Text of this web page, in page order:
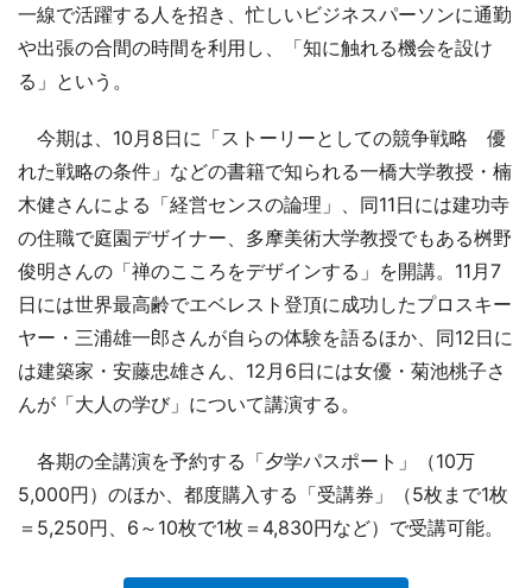
一線で活躍する人を招き、忙しいビジネスパーソンに通勤
や出張の合間の時間を利用し、「知に触れる機会を設け
る」という。
今期は、10月8日に「ストーリーとしての競争戦略 優
れた戦略の条件」などの書籍で知られる一橋大学教授・楠
木健さんによる「経営センスの論理」、同11日には建功寺
の住職で庭園デザイナー、多摩美術大学教授でもある桝野
俊明さんの「禅のこころをデザインする」を開講。11月7
日には世界最高齢でエベレスト登頂に成功したプロスキー
ヤー・三浦雄一郎さんが自らの体験を語るほか、同12日に
は建築家・安藤忠雄さん、12月6日には女優・菊池桃子さ
んが「大人の学び」について講演する。
各期の全講演を予約する「夕学パスポート」（10万
5,000円）のほか、都度購入する「受講券」（5枚まで1枚
＝5,250円、6～10枚で1枚＝4,830円など）で受講可能。